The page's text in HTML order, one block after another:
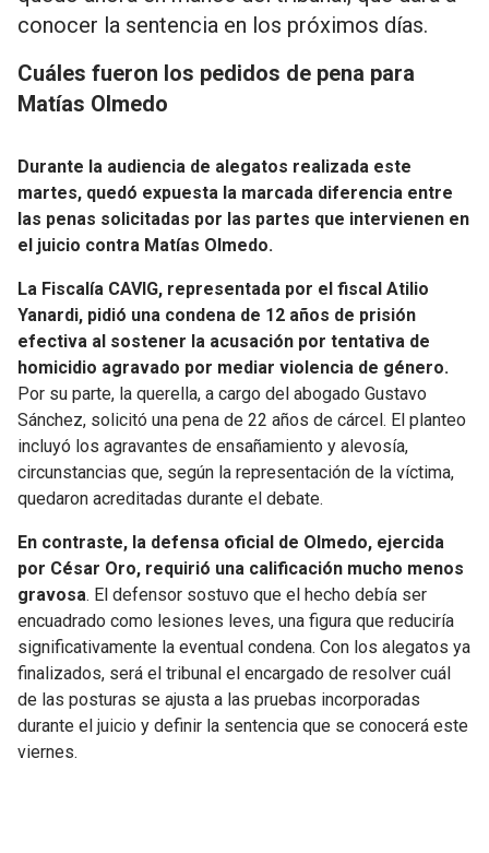
conocer la sentencia en los próximos días.
Cuáles fueron los pedidos de pena para
Matías Olmedo
Durante la audiencia de alegatos realizada este
martes, quedó expuesta la marcada diferencia entre
las penas solicitadas por las partes que intervienen en
el juicio contra Matías Olmedo.
La Fiscalía CAVIG, representada por el fiscal Atilio
Yanardi, pidió una condena de 12 años de prisión
efectiva al sostener la acusación por tentativa de
homicidio agravado por mediar violencia de género.
Por su parte, la querella, a cargo del abogado Gustavo
Sánchez, solicitó una pena de 22 años de cárcel. El planteo
incluyó los agravantes de ensañamiento y alevosía,
circunstancias que, según la representación de la víctima,
quedaron acreditadas durante el debate.
En contraste, la defensa oficial de Olmedo, ejercida
por César Oro, requirió una calificación mucho menos
gravosa. El defensor sostuvo que el hecho debía ser
encuadrado como lesiones leves, una figura que reduciría
significativamente la eventual condena. Con los alegatos ya
finalizados, será el tribunal el encargado de resolver cuál
de las posturas se ajusta a las pruebas incorporadas
durante el juicio y definir la sentencia que se conocerá este
viernes.